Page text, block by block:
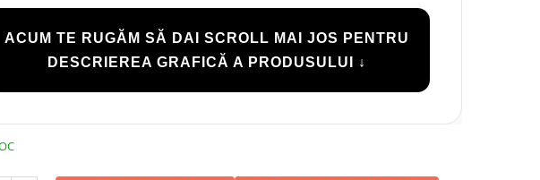
ACUM TE RUGĂM SĂ DAI SCROLL MAI JOS PENTRU
DESCRIEREA GRAFICĂ A PRODUSULUI ↓